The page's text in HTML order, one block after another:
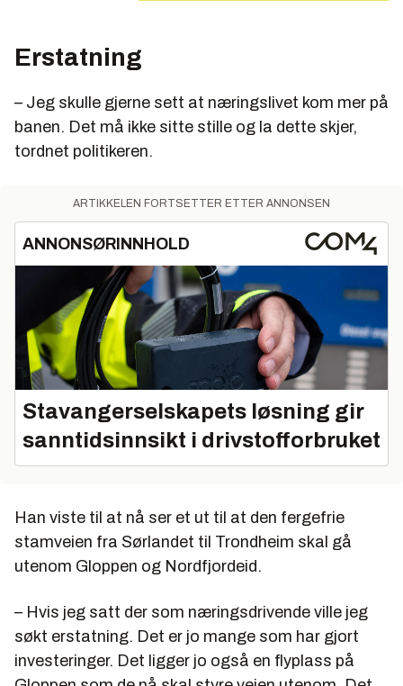
Erstatning
– Jeg skulle gjerne sett at næringslivet kom mer på
banen. Det må ikke sitte stille og la dette skjer,
tordnet politikeren.
ARTIKKELEN FORTSETTER ETTER ANNONSEN
ANNONSØRINNHOLD
Stavangerselskapets løsning gir
sanntidsinnsikt i drivstofforbruket
Han viste til at nå ser et ut til at den fergefrie
stamveien fra Sørlandet til Trondheim skal gå
utenom Gloppen og Nordfjordeid.
– Hvis jeg satt der som næringsdrivende ville jeg
søkt erstatning. Det er jo mange som har gjort
investeringer. Det ligger jo også en flyplass på